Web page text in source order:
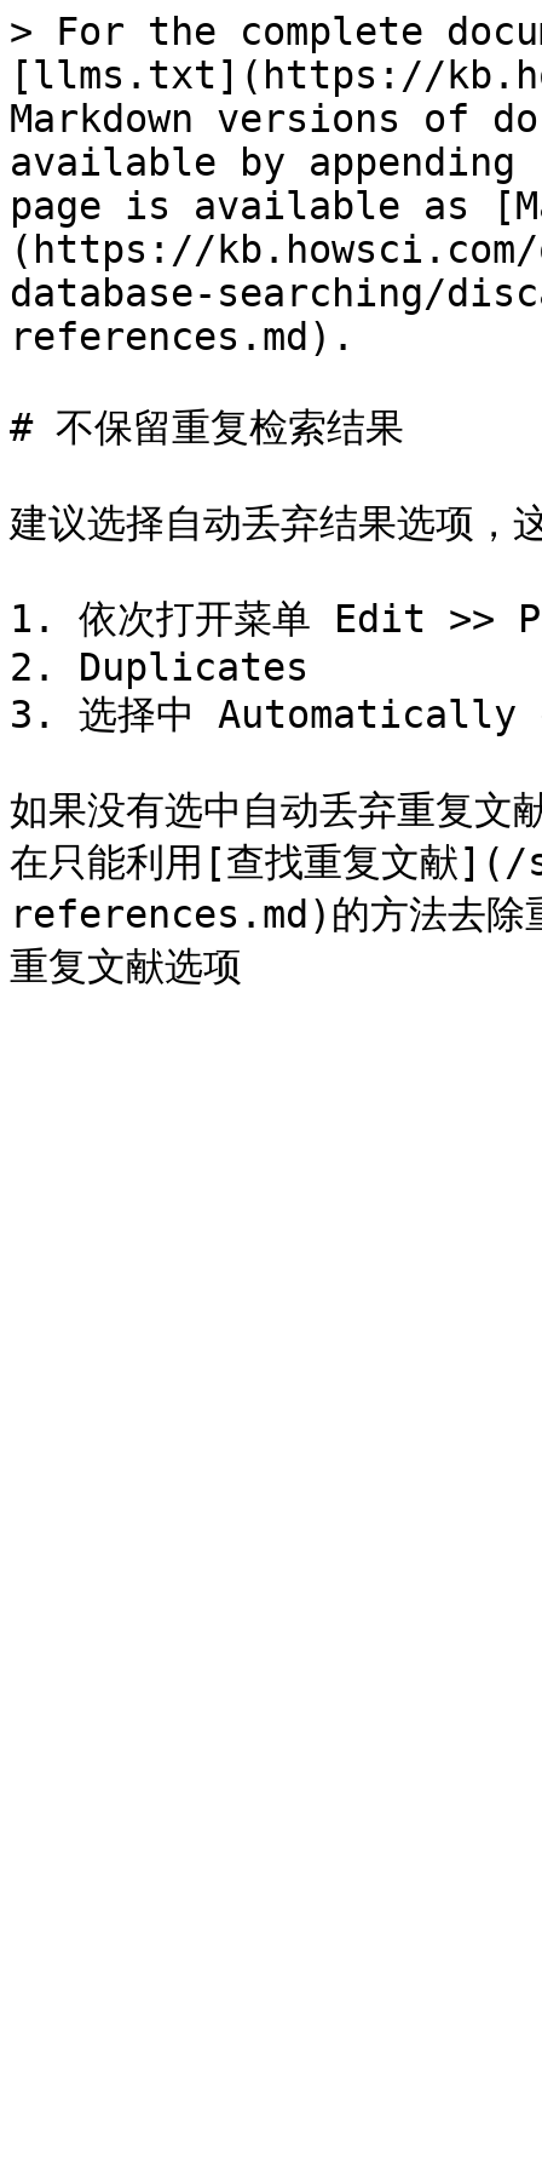
> For the complete
[llms.txt](https://
Markdown versions of
available by
page is available as
(https://
database-searching/
references.md).
# 不保留重复检索结果
建议选择自动丢弃结果选项，
1. 依次打开菜单 Edit >>
2. Duplicates
3. 选择中
如果没有选中自动丢弃重复文
在只能利用[查找重复文
references.md)的方法去除